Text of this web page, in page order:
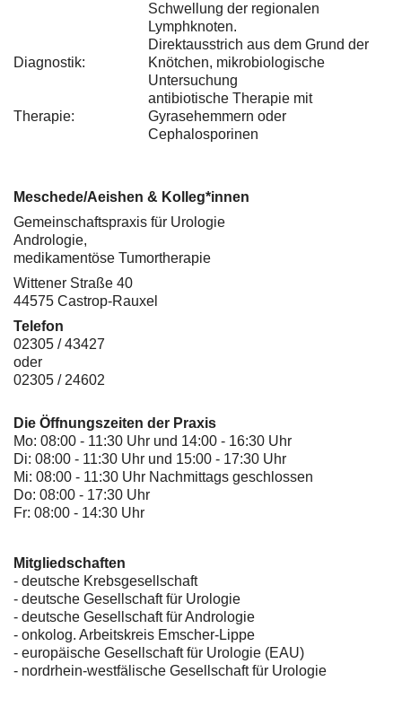
Schwellung der regionalen
Lymphknoten.
Diagnostik:
Direktausstrich aus dem Grund der
Knötchen, mikrobiologische
Untersuchung
Therapie:
antibiotische Therapie mit
Gyrasehemmern oder
Cephalosporinen
Meschede/Aeishen & Kolleg*innen
Gemeinschaftspraxis für Urologie
Andrologie,
medikamentöse Tumortherapie
Wittener Straße 40
44575 Castrop-Rauxel
Telefon
02305 / 43427
oder
02305 / 24602
Die Öffnungszeiten der Praxis
Mo: 08:00 - 11:30 Uhr und 14:00 - 16:30 Uhr
Di: 08:00 - 11:30 Uhr und 15:00 - 17:30 Uhr
Mi: 08:00 - 11:30 Uhr Nachmittags geschlossen
Do: 08:00 - 17:30 Uhr
Fr: 08:00 - 14:30 Uhr
Mitgliedschaften
- deutsche Krebsgesellschaft
- deutsche Gesellschaft für Urologie
- deutsche Gesellschaft für Andrologie
- onkolog. Arbeitskreis Emscher-Lippe
- europäische Gesellschaft für Urologie (EAU)
- nordrhein-westfälische Gesellschaft für Urologie